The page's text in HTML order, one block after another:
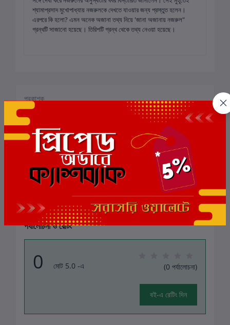
শ্যামাপ্রসাদ মুখোপাধ্যায় নজরুলকে দেখতে যাওয়ার জন্য প্রস্তুত হলেন।
এরপরে কি হলো? এমন অনেক অজানা তথ্য নিয়ে 'জানা অজানায় নজরুল"
গ্রন্থটি সাজানো হয়েছে। তিরিশটি গ্রন্থ থেকে তথ্য নেওয়া হয়েছে।
প্রকাশক
অনুসরণ করুন
প্রত্যয় প্রকাশনী
প্রত্যয় প্রকাশনী
অনুসরণকারী:
45
বই দেখুন
পর্যালোচনা ও রেটিং
0 মোট 5.0 -এ (0 পর্যালোচনা)
বই-এ রেটিং দিন